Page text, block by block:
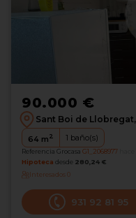
90.000 €
Sant Boi de Llobregat,
64 m2 1 baño(s)
Referencia Grocasa G1_2068977
Hipoteca desde 280,24 €
Interesados0
931 92 81 95